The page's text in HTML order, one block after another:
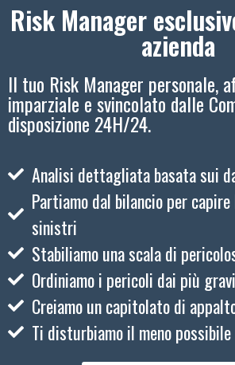
Risk Manager
azienda
Il tuo Risk Manager personale,
imparziale e svincolato dalle
disposizione 24H/24.
Analisi dettagliata basata sui
Partiamo dal bilancio per
sinistri
Stabiliamo una scala di
Ordiniamo i pericoli dai più
Creiamo un capitolato di
Ti disturbiamo il meno possibile